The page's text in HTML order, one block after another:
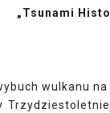
„Tsunami
wulkanu na